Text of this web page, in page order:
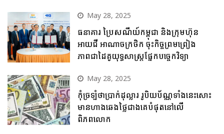
May 28, 2025
ធនាគារ ប្រៃសណីយ៍កម្ពុជា និងក្រុមហ៊ុន
អាយជី អាណាចក្រថិក ចុះកិច្ចព្រមព្រៀង
ភាពជាដៃគូយុទ្ធសាស្ត្រផ្នែកបច្ចេកវិទ្យា
May 28, 2025
កុំច្រឡំថាប្រាក់ដុល្លារ រូបិយប័ណ្ណទាំងនេះសោះ
មានហាងឆេងថ្លៃជាងគេបំផុតនៅលើ
ពិភពលោក